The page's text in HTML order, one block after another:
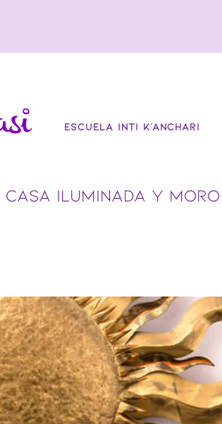
ESCUELA INTI K’ANCHARI
CASA ILUMINADA Y